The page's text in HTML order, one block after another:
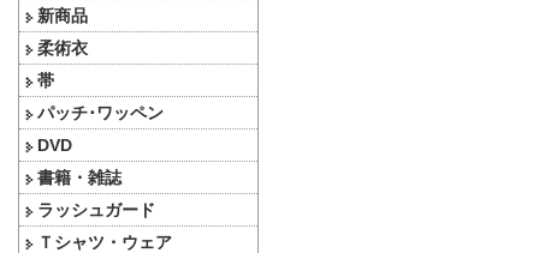
新商品
柔術衣
帯
パッチ･ワッペン
DVD
書籍・雑誌
ラッシュガード
Ｔシャツ・ウェア